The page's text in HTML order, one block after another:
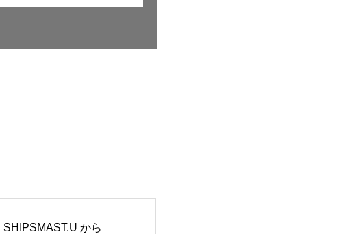
SHIPSMAST.U から